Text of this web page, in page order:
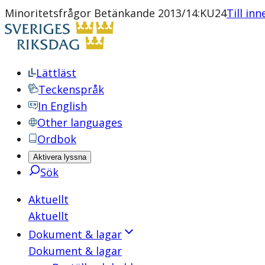
Minoritetsfrågor Betänkande 2013/14:KU24Till
Lättläst
Teckenspråk
In English
Other languages
Ordbok
Aktivera lyssna
Sök
Aktuellt
Aktuellt
Dokument & lagar
Dokument & lagar